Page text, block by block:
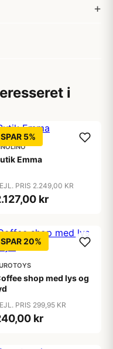
i
SPAR 5%
Emma
PRIS 2.249,00 KR
kr
SPAR 20%
shop med lys og
PRIS 299,95 KR
kr